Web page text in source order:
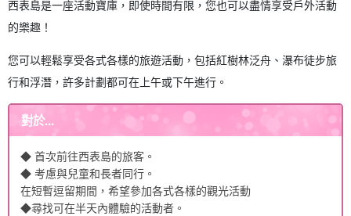
西表島是一座活動寶庫，即使時間有限，您也可以盡情享受戶外活動
的樂趣！
您可以輕鬆享受各式各樣的旅遊活動，包括紅樹林泛舟、瀑布徒步旅
行和浮潛，許多計劃都可在上午或下午進行。
對於...
◆ 首次前往西表島的旅客。
◆ 考慮與兒童和長者同行。
在短暫逗留期間，希望參加各式各樣的觀光活動
◆尋找可在半天內體驗的活動者。